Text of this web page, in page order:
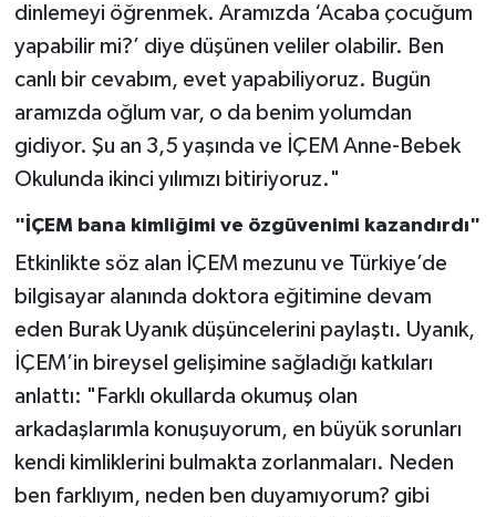
dinlemeyi öğrenmek. Aramızda ‘Acaba çocuğum
yapabilir mi?’ diye düşünen veliler olabilir. Ben
canlı bir cevabım, evet yapabiliyoruz. Bugün
aramızda oğlum var, o da benim yolumdan
gidiyor. Şu an 3,5 yaşında ve İÇEM Anne-Bebek
Okulunda ikinci yılımızı bitiriyoruz."
"İÇEM bana kimliğimi ve özgüvenimi kazandırdı"
Etkinlikte söz alan İÇEM mezunu ve Türkiye’de
bilgisayar alanında doktora eğitimine devam
eden Burak Uyanık düşüncelerini paylaştı. Uyanık,
İÇEM’in bireysel gelişimine sağladığı katkıları
anlattı: "Farklı okullarda okumuş olan
arkadaşlarımla konuşuyorum, en büyük sorunları
kendi kimliklerini bulmakta zorlanmaları. Neden
ben farklıyım, neden ben duyamıyorum? gibi